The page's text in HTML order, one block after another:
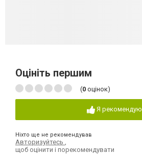
Оцініть першим
(0 оцінок)
Я рекомендую
Ніхто ще не рекомендував
Авторизуйтесь
щоб оцінити і порекомендувати